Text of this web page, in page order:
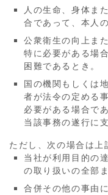
人の生命、身体ま
合であって、本人
公衆衛生の向上ま
特に必要がある場
困難であるとき。
国の機関もしくは
者が法令の定める
必要がある場合で
当該事務の遂行に
ただし、次の場合は上
当社が利用目的の
の取り扱いの全部
合併その他の事由